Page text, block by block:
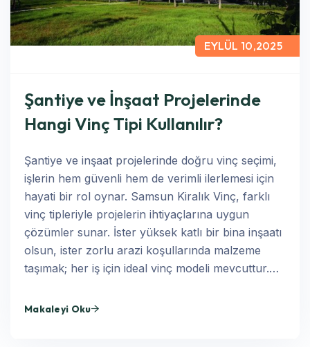
EYLÜL 10,2025
Şantiye ve İnşaat Projelerinde
Hangi Vinç Tipi Kullanılır?
Şantiye ve inşaat projelerinde doğru vinç seçimi,
işlerin hem güvenli hem de verimli ilerlemesi için
hayati bir rol oynar. Samsun Kiralık Vinç, farklı
vinç tipleriyle projelerin ihtiyaçlarına uygun
çözümler sunar. İster yüksek katlı bir bina inşaatı
olsun, ister zorlu arazi koşullarında malzeme
taşımak; her iş için ideal vinç modeli mevcuttur.…
Makaleyi Oku